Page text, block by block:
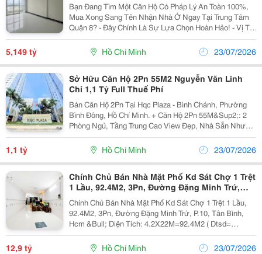
Bạn Đang Tìm Một Căn Hộ Có Pháp Lý An Toàn 100%,
Mua Xong Sang Tên Nhận Nhà Ở Ngay Tại Trung Tâm
Quận 8? - Đây Chính Là Sự Lựa Chọn Hoàn Hảo! - Vị Trí:
Chung Cư Giai Việt, Mặt Tiền 854-856 Tạ Quang Bửu,
Phường 5, Quận 8. - Diện Tích: 78M2...
5,149 tỷ Hồ Chí Minh 23/07/2026
Sở Hữu Căn Hộ 2Pn 55M2 Nguyễn Văn Linh
Chỉ 1,1 Tỷ Full Thuế Phí
Bán Căn Hộ 2Pn Tại Hqc Plaza - Bình Chánh, Phường
Bình Đông, Hồ Chí Minh. + Căn Hộ 2Pn 55M&Sup2;: 2
Phòng Ngủ, Tầng Trung Cao View Đẹp, Nhà Sẵn Như
Hình, Tặng 1 Ít Nội Thất Kèm Theo. + Giá Bán Bao Toàn
Bộ Thuế Phí Sổ Và Hồ Sơ Sang Tên: 1,1 Tỷ. +...
1,1 tỷ Hồ Chí Minh 23/07/2026
Chính Chủ Bán Nhà Mặt Phố Kd Sát Chợ 1 Trệt
1 Lầu, 92.4M2, 3Pn, Đường Đặng Minh Trứ,
P.10, Tân Bình, Hcm
Chính Chủ Bán Nhà Mặt Phố Kd Sát Chợ 1 Trệt 1 Lầu,
92.4M2, 3Pn, Đường Đặng Minh Trứ, P.10, Tân Bình,
Hcm &Bull; Diện Tích: 4.2X22M=92.4M2 ( Dtsd=
180M2) &Bull; Sổ Hồng Riêng, Pháp Lý Rõ Ràng, Sang
Tên Công Chứng Ngay. &Bull; Nhà Btct Kiên Cố 1...
12,9 tỷ Hồ Chí Minh 23/07/2026